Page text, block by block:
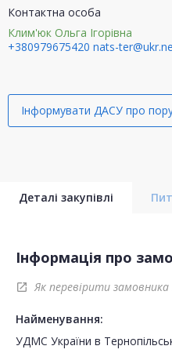
Контактна особа
Клим'юк Ольга Ігорівна
+380979675420 nats-
Інформувати ДАСУ про
Деталі закупівлі
Інформація про
open_in_new Як перевірити
Найменування:
УДМС України в